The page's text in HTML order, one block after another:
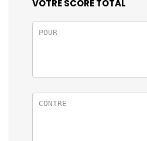
VOTRE SCORE TOTAL